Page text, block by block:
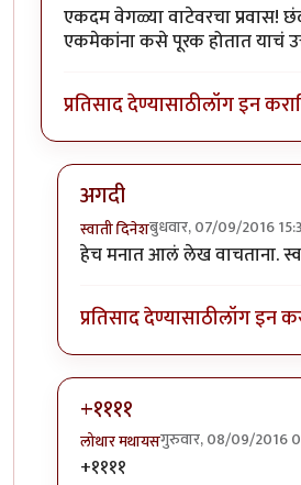
एकदम वेगळ्या वाटेवरचा प्रवास!
एकमेकांना कसे पूरक होतात याचं
प्रतिसाद देण्यासाठीलॉग इन करा
अगदी
स्वाती दिनेशबुधवार, 07/09/2016
In reply toलै भारी!byपैसा
हेच मनात आलं लेख वाचताना.
प्रतिसाद देण्यासाठीलॉग इन
+११११
लोथार मथायसगुरुवार, 08/09/2016
In reply to
+११११